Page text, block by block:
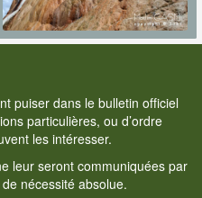
puiser dans le bulletin officiel
particulières, ou d’ordre
les intéresser.
leur seront communiquées par
de nécessité absolue.